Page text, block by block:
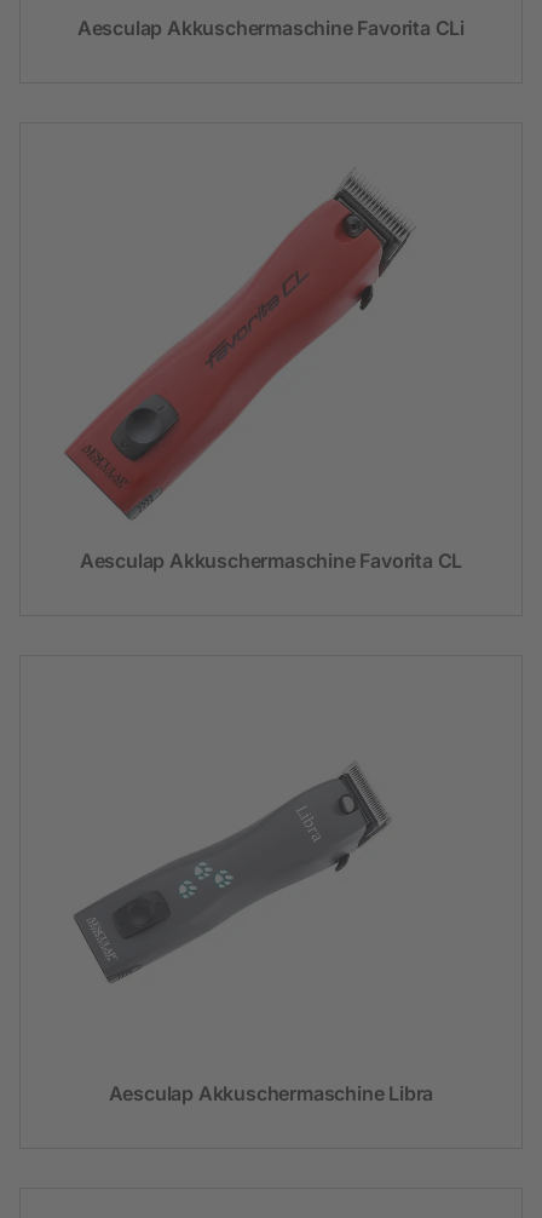
Aesculap Akkuschermaschine Favorita CLi
Aesculap Akkuschermaschine Favorita CL
Aesculap Akkuschermaschine Libra